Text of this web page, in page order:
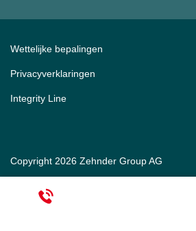
Copyright 2026 Zehnder Group AG
Wettelijke bepalingen
Privacyverklaringen
Integrity Line